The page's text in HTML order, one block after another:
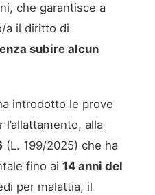
che garantisce a
a il diritto di
subire alcun
introdotto le prove
alla
(L. 199/2025) che ha
fino ai 14 anni del
per malattia, il